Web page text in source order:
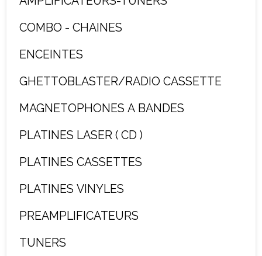
COMBO - CHAINES
ENCEINTES
GHETTOBLASTER/RADIO CASSETTE
MAGNETOPHONES A BANDES
PLATINES LASER ( CD )
PLATINES CASSETTES
PLATINES VINYLES
PREAMPLIFICATEURS
TUNERS